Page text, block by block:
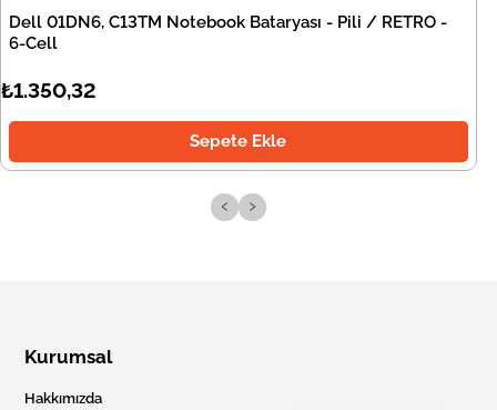
Dell 01DN6, C13TM Notebook Bataryası - Pili / RETRO -
6-Cell
₺1.350,32
Sepete Ekle
‹ ›
Kurumsal
Hakkımızda